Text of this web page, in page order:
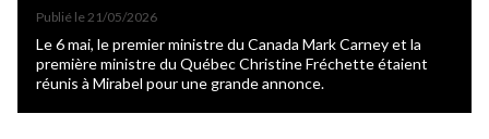
Publié le21/05/2026
Le 6 mai, le premier ministre du Canada Mark Carney et la
première ministre du Québec Christine Fréchette étaient
réunis à Mirabel pour une grande annonce.